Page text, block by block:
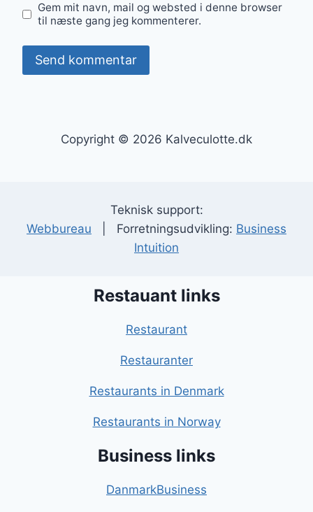
Gem mit navn, mail og websted i denne browser
til næste gang jeg kommenterer.
Copyright © 2026 Kalveculotte.dk
Teknisk support:
Webbureau | Forretningsudvikling: Business
Intuition
Restauant links
Restaurant
Restauranter
Restaurants in Denmark
Restaurants in Norway
Business links
DanmarkBusiness